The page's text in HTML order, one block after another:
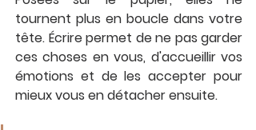
tournent plus en boucle dans votre
tête. Écrire permet de ne pas garder
ces choses en vous, d'accueillir vos
émotions et de les accepter pour
mieux vous en détacher ensuite.